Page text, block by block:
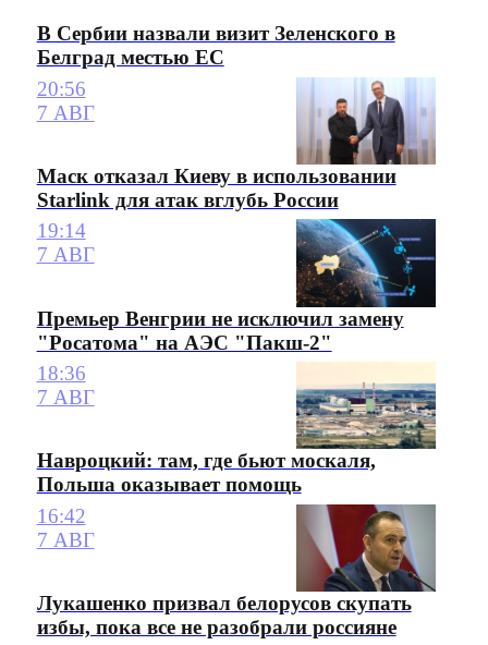
В Сербии назвали визит Зеленского в
Белград местью ЕС
20:56
7 АВГ
Маск отказал Киеву в использовании
Starlink для атак вглубь России
19:14
7 АВГ
Премьер Венгрии не исключил замену
"Росатома" на АЭС "Пакш-2"
18:36
7 АВГ
Навроцкий: там, где бьют москаля,
Польша оказывает помощь
16:42
7 АВГ
Лукашенко призвал белорусов скупать
избы, пока все не разобрали россияне